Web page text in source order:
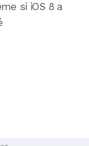
si iOS 8 a